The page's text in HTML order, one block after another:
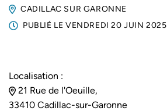
CADILLAC SUR GARONNE
PUBLIÉ LE VENDREDI 20 JUIN 2025
Localisation :
21 Rue de l'Oeuille,
33410 Cadillac-sur-Garonne